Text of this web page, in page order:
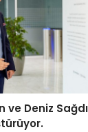
ve Deniz